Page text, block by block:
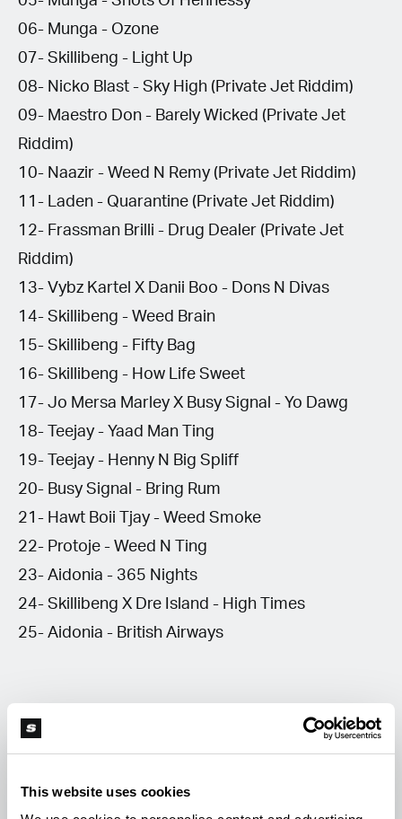
This website uses cookies
06- Munga - Ozone
07- Skillibeng - Light Up
08- Nicko Blast - Sky High (Private Jet Riddim)
09- Maestro Don - Barely Wicked (Private Jet
Riddim)
10- Naazir - Weed N Remy (Private Jet Riddim)
11- Laden - Quarantine (Private Jet Riddim)
12- Frassman Brilli - Drug Dealer (Private Jet
Riddim)
13- Vybz Kartel X Danii Boo - Dons N Divas
14- Skillibeng - Weed Brain
15- Skillibeng - Fifty Bag
16- Skillibeng - How Life Sweet
17- Jo Mersa Marley X Busy Signal - Yo Dawg
18- Teejay - Yaad Man Ting
19- Teejay - Henny N Big Spliff
20- Busy Signal - Bring Rum
21- Hawt Boii Tjay - Weed Smoke
22- Protoje - Weed N Ting
23- Aidonia - 365 Nights
24- Skillibeng X Dre Island - High Times
25- Aidonia - British Airways